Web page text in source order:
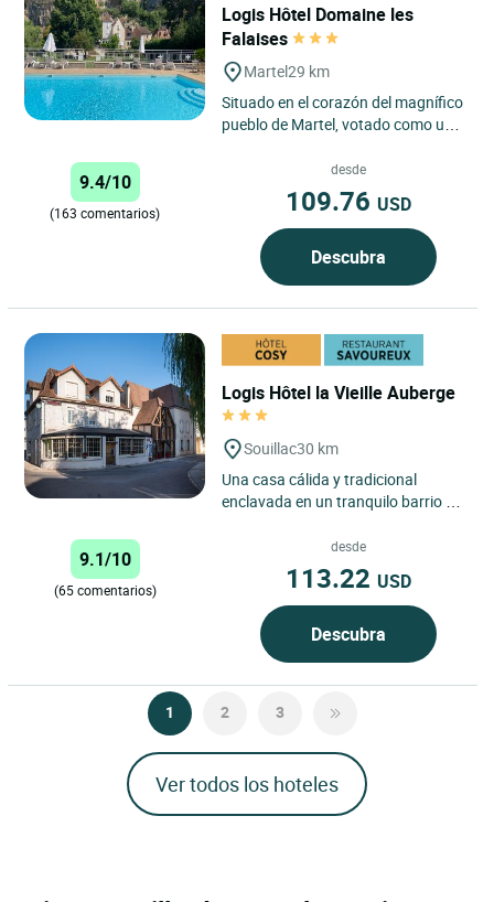
Logis Hôtel Domaine les
Falaises
Martel29 km
Situado en el corazón del magnífico
pueblo de Martel, votado como uno
Francia, el Logis...
9.4/10
(163 comentarios)
desde
109.76 USD
Descubra
Logis Hôtel la Vieille Auberge
Souillac30 km
Una casa cálida y tradicional
enclavada en un tranquilo barrio del
Vieille Auberge le cautivará...
9.1/10
(65 comentarios)
desde
113.22 USD
Descubra
1 2 3
Ver todos los hoteles